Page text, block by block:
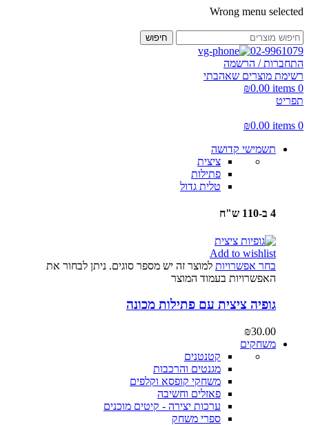
Wrong menu selected
חיפוש
02-9961079
התחברות / הרשמה
רשימת מוצרים שאהבתי
0
items
₪0.00
תפריט
0
items
₪0.00
תשמישי קדושה
ציצית
פתילות
טלית גדול
4 ב-110 ש"ח
Add to wishlist
בחר אפשרויות למוצר זה יש מספר סוגים. ניתן לבחור את
האפשרויות בעמוד המוצר
גופיה ציצית עם פתילות מכונה
₪30.00
משחקים
קטנטנים
מגנטים והרכבות
משחקי קופסא וקלפים
פאזלים וחשיבה
ערכות יצירה - קיטים מוכנים
ספרי משחק